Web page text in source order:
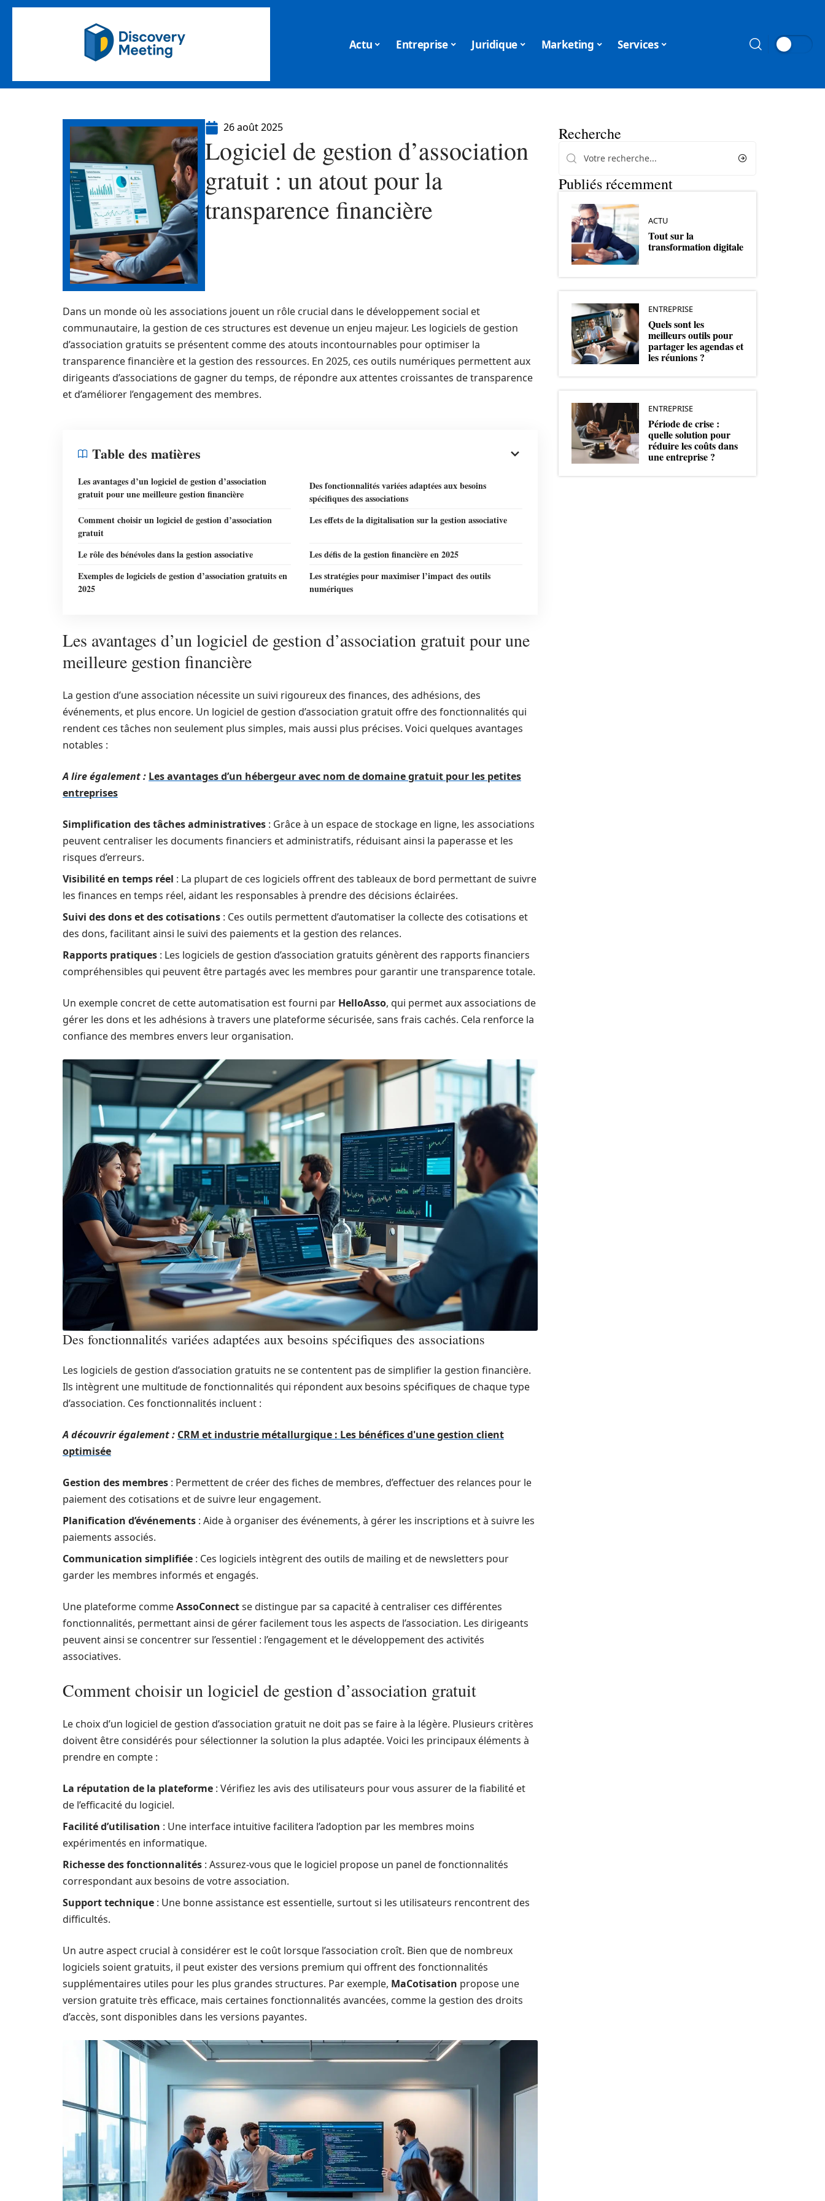
Actu Entreprise Juridique Marketing Services
26 août 2025
Logiciel de gestion d’association
gratuit : un atout pour la
transparence financière
Dans un monde où les associations jouent un rôle crucial dans le développement social et
communautaire, la gestion de ces structures est devenue un enjeu majeur. Les logiciels de gestion
d’association gratuits se présentent comme des atouts incontournables pour optimiser la
transparence financière et la gestion des ressources. En 2025, ces outils numériques permettent aux
dirigeants d’associations de gagner du temps, de répondre aux attentes croissantes de transparence
et d’améliorer l’engagement des membres.
Table des matières
Les avantages d’un logiciel de gestion d’association
gratuit pour une meilleure gestion financière
Des fonctionnalités variées adaptées aux besoins
spécifiques des associations
Comment choisir un logiciel de gestion d’association
gratuit
Les effets de la digitalisation sur la gestion associative
Le rôle des bénévoles dans la gestion associative
Les défis de la gestion financière en 2025
Exemples de logiciels de gestion d’association gratuits en
2025
Les stratégies pour maximiser l’impact des outils
numériques
Les avantages d’un logiciel de gestion d’association gratuit pour une
meilleure gestion financière
La gestion d’une association nécessite un suivi rigoureux des finances, des adhésions, des
événements, et plus encore. Un logiciel de gestion d’association gratuit offre des fonctionnalités qui
rendent ces tâches non seulement plus simples, mais aussi plus précises. Voici quelques avantages
notables :
A lire également : Les avantages d’un hébergeur avec nom de domaine gratuit pour les petites
entreprises
Simplification des tâches administratives : Grâce à un espace de stockage en ligne, les associations
peuvent centraliser les documents financiers et administratifs, réduisant ainsi la paperasse et les
risques d’erreurs.
Visibilité en temps réel : La plupart de ces logiciels offrent des tableaux de bord permettant de suivre
les finances en temps réel, aidant les responsables à prendre des décisions éclairées.
Suivi des dons et des cotisations : Ces outils permettent d’automatiser la collecte des cotisations et
des dons, facilitant ainsi le suivi des paiements et la gestion des relances.
Rapports pratiques : Les logiciels de gestion d’association gratuits génèrent des rapports financiers
compréhensibles qui peuvent être partagés avec les membres pour garantir une transparence totale.
Un exemple concret de cette automatisation est fourni par HelloAsso, qui permet aux associations de
gérer les dons et les adhésions à travers une plateforme sécurisée, sans frais cachés. Cela renforce la
confiance des membres envers leur organisation.
Des fonctionnalités variées adaptées aux besoins spécifiques des associations
Les logiciels de gestion d’association gratuits ne se contentent pas de simplifier la gestion financière.
Ils intègrent une multitude de fonctionnalités qui répondent aux besoins spécifiques de chaque type
d’association. Ces fonctionnalités incluent :
A découvrir également : CRM et industrie métallurgique : Les bénéfices d'une gestion client
optimisée
Gestion des membres : Permettent de créer des fiches de membres, d’effectuer des relances pour le
paiement des cotisations et de suivre leur engagement.
Planification d’événements : Aide à organiser des événements, à gérer les inscriptions et à suivre les
paiements associés.
Communication simplifiée : Ces logiciels intègrent des outils de mailing et de newsletters pour
garder les membres informés et engagés.
Une plateforme commeAssoConnectse distingue par sa capacité à centraliser ces différentes
fonctionnalités, permettant ainsi de gérer facilement tous les aspects de l’association. Les dirigeants
peuvent ainsi se concentrer sur l’essentiel : l’engagement et le développement des activités
associatives.
Comment choisir un logiciel de gestion d’association gratuit
Le choix d’un logiciel de gestion d’association gratuit ne doit pas se faire à la légère. Plusieurs critères
doivent être considérés pour sélectionner la solution la plus adaptée. Voici les principaux éléments à
prendre en compte :
La réputation de la plateforme : Vérifiez les avis des utilisateurs pour vous assurer de la fiabilité et
de l’efficacité du logiciel.
Facilité d’utilisation : Une interface intuitive facilitera l’adoption par les membres moins
expérimentés en informatique.
Richesse des fonctionnalités : Assurez-vous que le logiciel propose un panel de fonctionnalités
correspondant aux besoins de votre association.
Support technique : Une bonne assistance est essentielle, surtout si les utilisateurs rencontrent des
difficultés.
Un autre aspect crucial à considérer est le coût lorsque l’association croît. Bien que de nombreux
logiciels soient gratuits, il peut exister des versions premium qui offrent des fonctionnalités
supplémentaires utiles pour les plus grandes structures. Par exemple, MaCotisation propose une
version gratuite très efficace, mais certaines fonctionnalités avancées, comme la gestion des droits
d’accès, sont disponibles dans les versions payantes.
Recherche
Publiés récemment
ACTU
Tout sur la
transformation digitale
ENTREPRISE
Quels sont les
meilleurs outils pour
partager les agendas et
les réunions ?
ENTREPRISE
Période de crise :
quelle solution pour
réduire les coûts dans
une entreprise ?